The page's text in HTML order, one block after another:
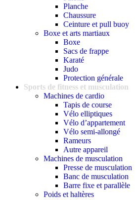
Planche
Chaussure
Ceinture et pull buoy
Boxe et arts martiaux
Boxe
Sacs de frappe
Karaté
Judo
Protection générale
Sports de fitness et musculation
Machines de cardio
Tapis de course
Vélo elliptiques
Vélo d’appartement
Vélo semi-allongé
Rameurs
Autre appareil
Machines de musculation
Presse de musculation
Banc de musculation
Barre fixe et parallèle
Poids et haltères